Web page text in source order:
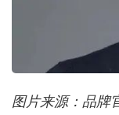
图片来源：品牌